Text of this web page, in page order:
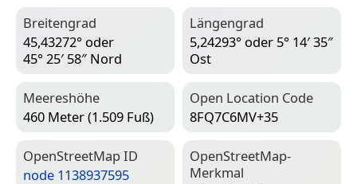
Breitengrad
45,43272° oder
45° 25′ 58″ Nord
Längengrad
5,24293° oder 5° 14′ 35″
Ost
Meereshöhe
460 Meter (1.509 Fuß)
Open Location Code
8FQ7C6MV+35
Open­Street­Map ID
node 1138937595
Open­Street­Map-
Merkmal